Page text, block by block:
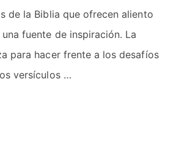
de la Biblia que ofrecen aliento
fuente de inspiración. La
para hacer frente a los desafíos
versículos …